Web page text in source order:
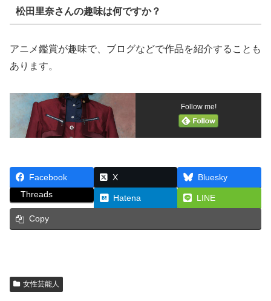
松田里奈さんの趣味は何ですか？
アニメ鑑賞が趣味で、ブログなどで作品を紹介することも
あります。
Follow me!
Facebook X
Bluesky
Threads
Hatena LINE
Copy
女性芸能人